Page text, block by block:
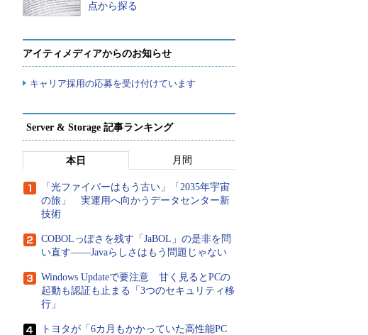
点から探る
アイティメディアからのお知らせ
キャリア採用の応募を受け付けています
Server & Storage 記事ランキング
本日 月間
「光ファイバーはもう古い」「2035年宇宙
の旅」 実運用へ向かうデータセンター新
技術
COBOLっぽさを残す「JaBOL」の是非を問
い直す――Javaらしさはもう問題じゃない
Windows Updateで要注意 甘く見るとPCの
起動も認証も止まる「3つのセキュリティ移
行」
トヨタが「6カ月もかかっていた高性能PC